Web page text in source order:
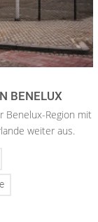
BENELUX
Benelux-Region mit
weiter aus.